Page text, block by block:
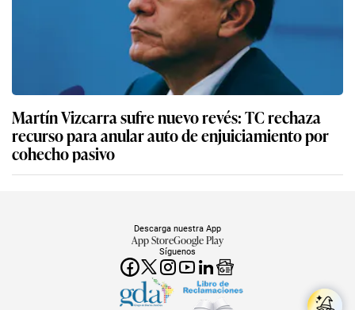
Martín Vizcarra sufre nuevo revés: TC rechaza
recurso para anular auto de enjuiciamiento por
cohecho pasivo
Síguenos
Descarga nuestra App
App StoreGoogle Play